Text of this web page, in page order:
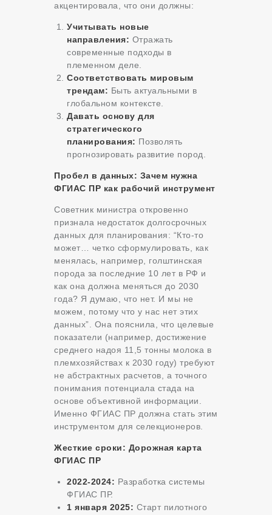
акцентировала, что они должны:
Учитывать новые
направления: Отражать
современные подходы в
племенном деле.
Соответствовать мировым
трендам: Быть актуальными в
глобальном контексте.
Давать основу для
стратегического
планирования: Позволять
прогнозировать развитие пород.
Пробел в данных: Зачем нужна
ФГИАС ПР как рабочий инструмент
Советник министра откровенно
признала недостаток долгосрочных
данных для планирования: “Кто-то
может… четко сформулировать, как
менялась, например, голштинская
порода за последние 10 лет в РФ и
как она должна меняться до 2030
года? Я думаю, что нет. И мы не
можем, потому что у нас нет этих
данных”. Она пояснила, что целевые
показатели (например, достижение
среднего надоя 11,5 тонны молока в
племхозяйствах к 2030 году) требуют
не абстрактных расчетов, а точного
понимания потенциала стада на
основе объективной информации.
Именно ФГИАС ПР должна стать этим
инструментом для селекционеров.
Жесткие сроки: Дорожная карта
ФГИАС ПР
2022-2024: Разработка системы
ФГИАС ПР.
1 января 2025: Старт пилотного